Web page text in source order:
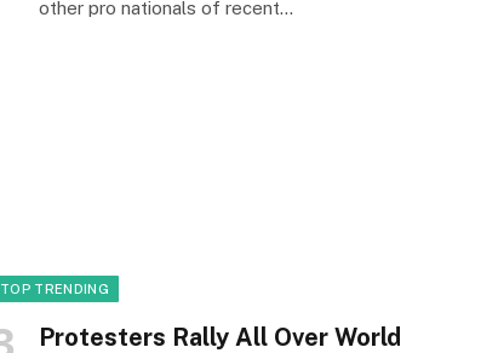
other pro nationals of recent…
TOP TRENDING
Protesters Rally All Over World